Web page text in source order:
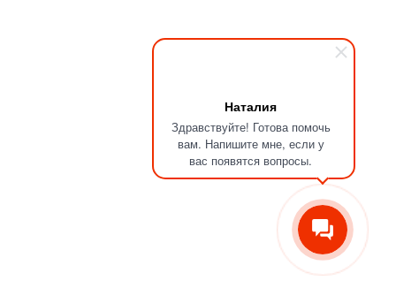
Наталия
Здравствуйте! Готова помочь
вам. Напишите мне, если у
вас появятся вопросы.